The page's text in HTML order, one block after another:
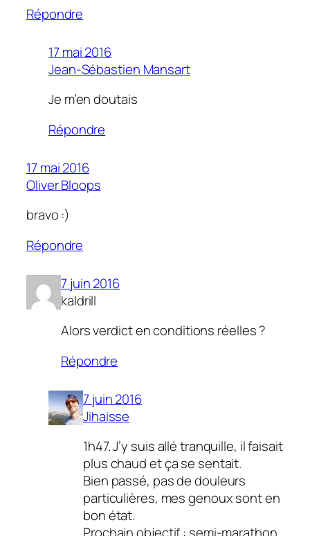
Répondre
17 mai 2016
Jean-Sébastien Mansart
Je m’en doutais
Répondre
17 mai 2016
Oliver Bloops
bravo :)
Répondre
7 juin 2016
kaldrill
Alors verdict en conditions réelles ?
Répondre
7 juin 2016
Jihaisse
1h47. J’y suis allé tranquille, il faisait
plus chaud et ça se sentait.
Bien passé, pas de douleurs
particulières, mes genoux sont en
bon état.